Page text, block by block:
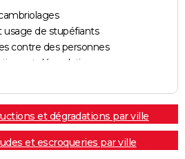
usage de stupéfiants
contre des personnes
et dégradations
et dégradations par ville
et escroqueries par ville